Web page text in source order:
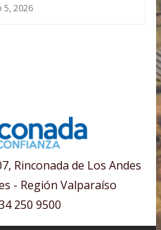
5, 2026
Rinconada de Los Andes
- Región Valparaíso
250 9500